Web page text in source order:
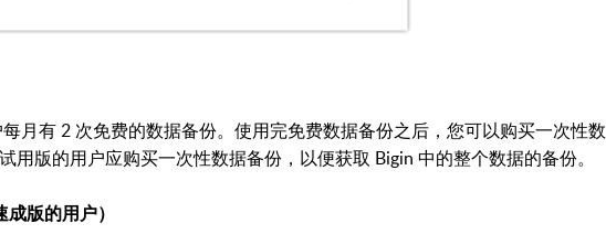
月有 2 次免费的数据备份。使用完免费数据备份之后，您可以购买一次性数
用版的用户应购买一次性数据备份，以便获取 Bigin 中的整个数据的备份。
版的用户）